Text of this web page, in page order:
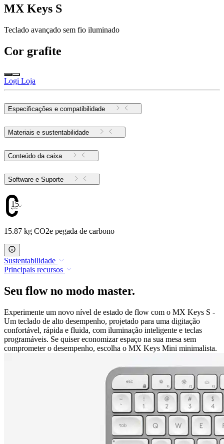
MX Keys S
Teclado avançado sem fio iluminado
Cor grafite
Logi Loja
Especificações e compatibilidade
Materiais e sustentabilidade
Conteúdo da caixa
Software e Suporte
15.87
15.87 kg CO2e pegada de carbono
Sustentabilidade
Principais recursos
Seu flow no modo master.
Experimente um novo nível de estado de flow com o MX Keys S -
Um teclado de alto desempenho, projetado para uma digitação
confortável, rápida e fluida, com iluminação inteligente e teclas
programáveis. Se quiser economizar espaço na sua mesa sem
comprometer o desempenho, escolha o MX Keys Mini minimalista.